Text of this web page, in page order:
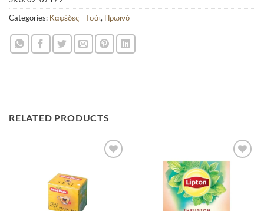
Categories: Καφέδες - Τσάι, Πρωινό
RELATED PRODUCTS